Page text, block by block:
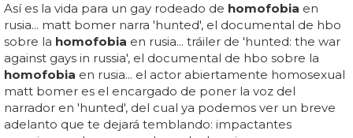
Así es la vida para un gay rodeado de homofobia en
rusia... matt bomer narra 'hunted', el documental de hbo
sobre la homofobia en rusia... tráiler de 'hunted: the war
against gays in russia', el documental de hbo sobre la
homofobia en rusia... el actor abiertamente homosexual
matt bomer es el encargado de poner la voz del
narrador en 'hunted', del cual ya podemos ver un breve
adelanto que te dejará temblando: impactantes